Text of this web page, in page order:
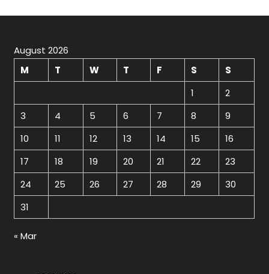
August 2026
M
T W T F S
S
1
2
3
4 5 6 7 8
9
10
11 12 13 14 15
16
17
18 19 20 21 22
23
24
25 26 27 28 29
30
31
« Mar